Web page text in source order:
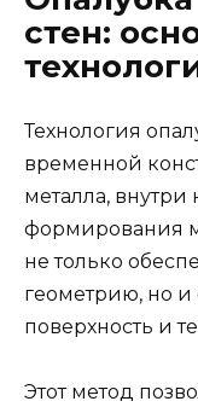
стен:
Технология
временной
металла, внутри
формирования
не только
геометрию, но
поверхность и
Этот метод